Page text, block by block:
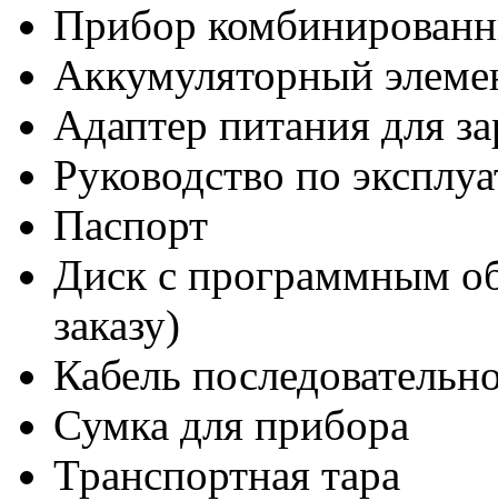
Прибор
Аккумуляторный
Адаптер питания для
Руководство по
Паспорт
Диск с программным
заказу)
Кабель
Сумка для прибора
Транспортная тара